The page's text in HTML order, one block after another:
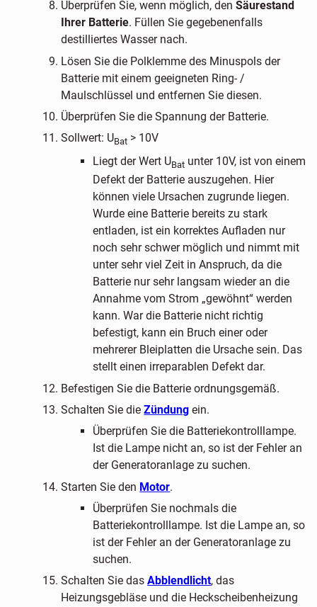
Überprüfen Sie, wenn möglich, denSäurestand
Ihrer Batterie. Füllen Sie gegebenenfalls
destilliertes Wasser nach.
Lösen Sie die Polklemme des Minuspols der
Batterie mit einem geeigneten Ring- /
Maulschlüssel und entfernen Sie diesen.
Überprüfen Sie die Spannung der Batterie.
Sollwert: UBat > 10V
Liegt der Wert UBat unter 10V, ist von einem
Defekt der Batterie auszugehen. Hier
können viele Ursachen zugrunde liegen.
Wurde eine Batterie bereits zu stark
entladen, ist ein korrektes Aufladen nur
noch sehr schwer möglich und nimmt mit
unter sehr viel Zeit in Anspruch, da die
Batterie nur sehr langsam wieder an die
Annahme vom Strom „gewöhnt“ werden
kann. War die Batterie nicht richtig
befestigt, kann ein Bruch einer oder
mehrerer Bleiplatten die Ursache sein. Das
stellt einen irreparablen Defekt dar.
Befestigen Sie die Batterie ordnungsgemäß.
Schalten Sie dieZündung ein.
Überprüfen Sie die Batteriekontrolllampe.
Ist die Lampe nicht an, so ist der Fehler an
der Generatoranlage zu suchen.
Starten Sie den Motor.
Überprüfen Sie nochmals die
Batteriekontrolllampe. Ist die Lampe an, so
ist der Fehler an der Generatoranlage zu
suchen.
Schalten Sie dasAbblendlicht, das
Heizungsgebläse und die Heckscheibenheizung